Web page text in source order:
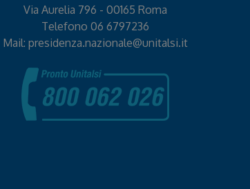
Via Aurelia 796 - 00165 Roma
Telefono 06 6797236
Mail: presidenza.nazionale@unitalsi.it